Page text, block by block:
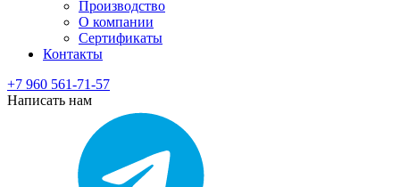
Производство
О компании
Сертификаты
Контакты
+7 960 561-71-57
Написать нам